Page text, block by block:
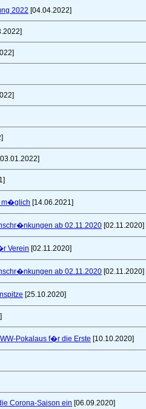
2022 [04.04.2022]
m�glich [14.06.2021]
ab 02.11.2020 [02.11.2020]
Verein [02.11.2020]
ab 02.11.2020 [02.11.2020]
[25.10.2020]
Pokalaus f�r die Erste [10.10.2020]
Corona-Saison ein [06.09.2020]